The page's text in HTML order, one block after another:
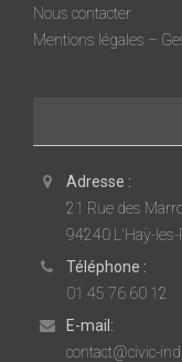
Nous contacter
Mentions légales –
Adresse :
21 Rue des
94240 L'Haÿ-les-
Téléphone :
01 45 76 60 12
E-mail:
contact@civic-